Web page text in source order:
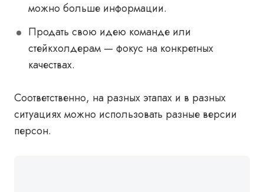
можно больше информации.
Продать свою идею команде или
стейкхолдерам — фокус на конкретных
качествах.
Соответственно, на разных этапах и в разных
ситуациях можно использовать разные версии
персон.